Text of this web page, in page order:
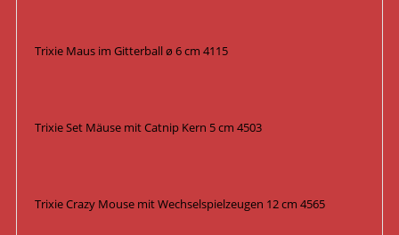
Trixie Maus im Gitterball ø 6 cm 4115
Trixie Set Mäuse mit Catnip Kern 5 cm 4503
Trixie Crazy Mouse mit Wechselspielzeugen 12 cm 4565